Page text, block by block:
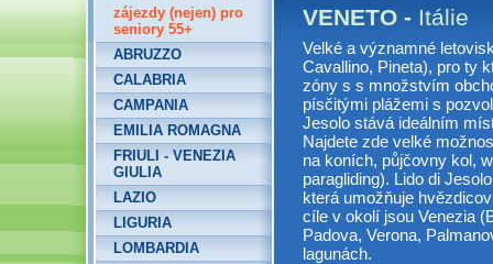
VENETO - Itálie
Velké a významné
Cavallino, Pineta), pro ty
zóny s s množstvím
písčitými plážemi s
Jesolo stává ideálním
Najdete zde velké
na koních, půjčovny kol,
paragliding). Lido di
která umožňuje
cíle v okolí jsou Venezia
Padova, Verona,
lagunách.
zájezdy (nejen) pro
seniory 55+
ABRUZZO
CALABRIA
CAMPANIA
EMILIA ROMAGNA
FRIULI - VENEZIA
GIULIA
LAZIO
LIGURIA
LOMBARDIA